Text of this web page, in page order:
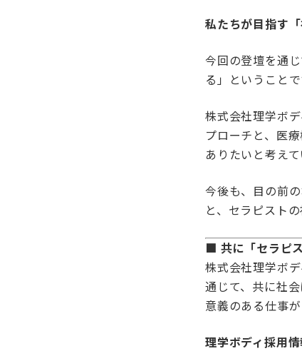
私たちが目指す「
今回の登壇を通
る」ということで
株式会社理学ボ
プローチと、医
ありたいと考えて
今後も、目の前
と、セラピスト
■ 共に「セラピ
株式会社理学ボ
通じて、共に社
意義のある仕事
理学ボディ採用